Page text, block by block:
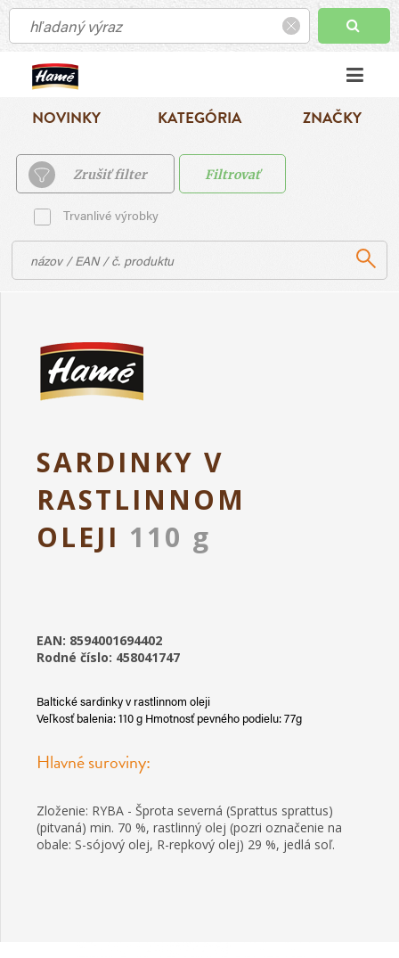
NOVINKY KATEGÓRIA ZNAČKY
Zrušiť filter Filtrovať
Trvanlivé výrobky
SARDINKY V
RASTLINNOM
OLEJI 110 g
EAN: 8594001694402
Rodné číslo: 458041747
Baltické sardinky v rastlinnom oleji
Veľkosť balenia: 110 g Hmotnosť pevného podielu: 77g
Hlavné suroviny:
Zloženie: RYBA - Šprota severná (Sprattus sprattus)
(pitvaná) min. 70 %, rastlinný olej (pozri označenie na
obale: S-sójový olej, R-repkový olej) 29 %, jedlá soľ.